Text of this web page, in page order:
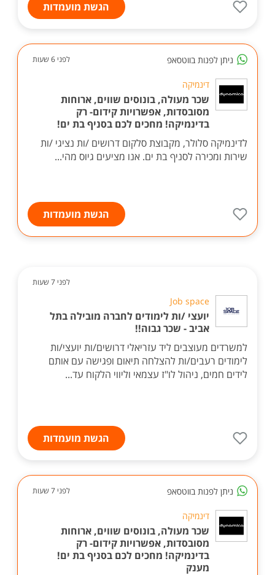
הגשת מועמדות
ניתן לפנות בווטסאפ לפני 6 שעות
דינמיקה
שכר מעולה, בונוסים שווים, ארוחות
מסובסדות, אפשרויות קידום- רק
בדינמיקה! מחכים לכם בסניף בת ים!
לדינמיקה סלולר, מקבוצת סלקום דרושים /ות נציגי /ות
שירות ומכירה לסניף בת ים. אנו מציעים גיוס מהי...
הגשת מועמדות
לפני 7 שעות
Job space
יועצי /ות לימודים לחברה מובילה בתל
אביב - שכר גבוה!!
למשרדים מעוצבים ליד עזריאלי דרושים/ות יועצי/ות
לימודים רעבים/ות להצלחה תיאום ופגישה עם אותם
לידים חמים, ניהול לו"ז עצמאי וליווי הלקוח עד...
הגשת מועמדות
ניתן לפנות בווטסאפ לפני 7 שעות
דינמיקה
שכר מעולה, בונוסים שווים, ארוחות
מסובסדות, אפשרויות קידום- רק
בדינמיקה! מחכים לכם בסניף בת ים!
מענק